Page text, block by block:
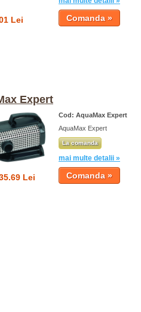
Lei
Expert
Cod: AquaMax Expert
AquaMax Expert
La comanda
mai multe detalii »
Lei